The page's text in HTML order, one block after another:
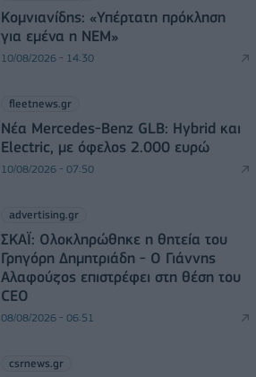
Κομνιανίδης: «Υπέρτατη πρόκληση
για εμένα η ΝΕΜ»
10/08/2026 - 14:30
fleetnews.gr
Νέα Mercedes-Benz GLB: Hybrid και
Electric, με όφελος 2.000 ευρώ
10/08/2026 - 07:50
advertising.gr
ΣΚΑΪ: Ολοκληρώθηκε η θητεία του
Γρηγόρη Δημητριάδη - Ο Γιάννης
Αλαφούζος επιστρέφει στη θέση του
CEO
08/08/2026 - 06:51
csrnews.gr